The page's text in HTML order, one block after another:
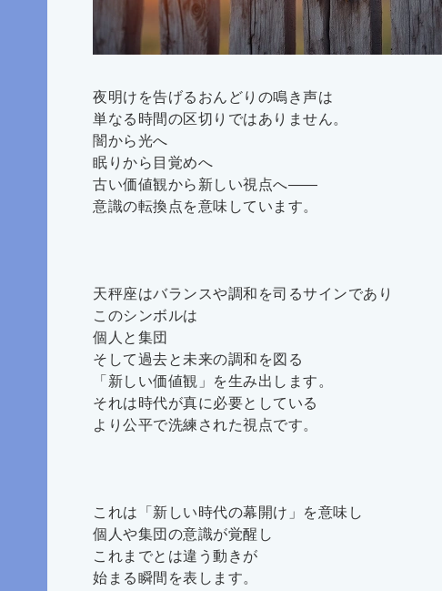
夜明けを告げるおんどりの鳴き声は
単なる時間の区切りではありません。
闇から光へ
眠りから目覚めへ
古い価値観から新しい視点へ――
意識の転換点を意味しています。
天秤座はバランスや調和を司るサインであり
このシンボルは
個人と集団
そして過去と未来の調和を図る
「新しい価値観」を生み出します。
それは時代が真に必要としている
より公平で洗練された視点です。
これは「新しい時代の幕開け」を意味し
個人や集団の意識が覚醒し
これまでとは違う動きが
始まる瞬間を表します。